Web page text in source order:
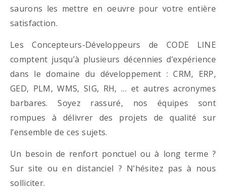
saurons les mettre en oeuvre pour votre entière
satisfaction.
Les Concepteurs-Développeurs de CODE LINE
comptent jusqu’à plusieurs décennies d’expérience
dans le domaine du développement : CRM, ERP,
GED, PLM, WMS, SIG, RH, … et autres acronymes
barbares. Soyez rassuré, nos équipes sont
rompues à délivrer des projets de qualité sur
l’ensemble de ces sujets.
Un besoin de renfort ponctuel ou à long terme ?
Sur site ou en distanciel ? N’hésitez pas à nous
solliciter.